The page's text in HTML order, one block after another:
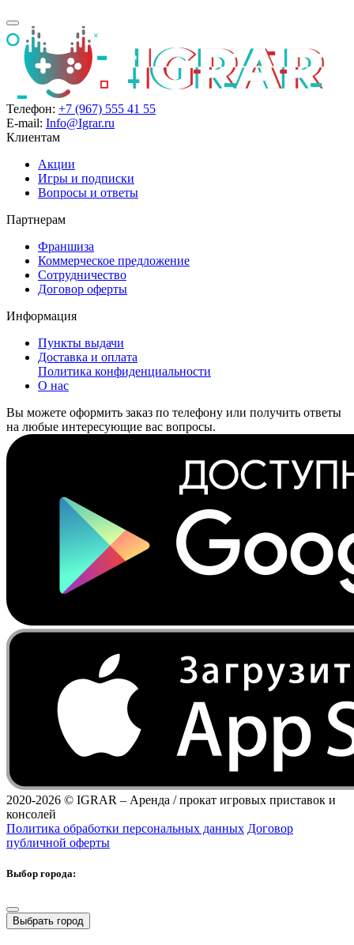
Телефон: +7 (967) 555 41 55
E-mail: Info@Igrar.ru
Клиентам
Акции
Игры и подписки
Вопросы и ответы
Партнерам
Франшиза
Коммерческое предложение
Сотрудничество
Договор оферты
Информация
Пункты выдачи
Доставка и оплата
Политика конфиденциальности
О нас
Вы можете оформить заказ по телефону или получить ответы
на любые интересующие вас вопросы.
2020-2026 © IGRAR – Аренда / прокат игровых приставок и
консолей
Политика обработки персональных данных Договор
публичной оферты
Выбор города:
Выбрать город